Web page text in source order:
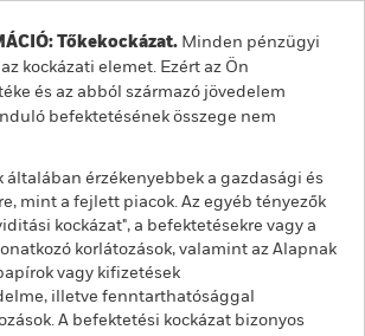
Tőkekockázat. Minden pénzügyi
kockázati elemet. Ezért az Ön
és az abból származó jövedelem
befektetésének összege nem
általában érzékenyebbek a gazdasági és
mint a fejlett piacok. Az egyéb tényezők
kockázat", a befektetésekre vagy a
korlátozások, valamint az Alapnak
vagy kifizetések
illetve fenntarthatósággal
A befektetési kockázat bizonyos